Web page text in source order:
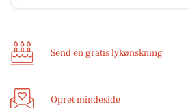
Send en gratis lykønskning
Opret mindeside